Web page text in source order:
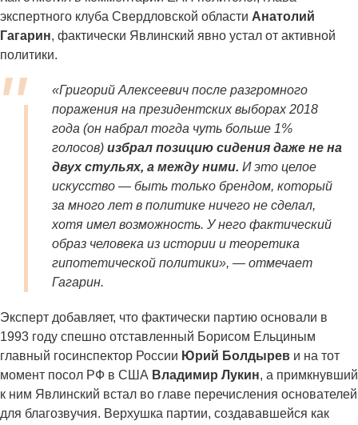
экспертного клуба Свердловской области Анатолий
Гагарин, фактически Явлинский явно устал от активной
политики.
«Григорий Алексеевич после разгромного
поражения на президентских выборах 2018
года (он набрал тогда чуть больше 1%
голосов) избрал позицию сидения даже не на
двух стульях, а между ними. И это целое
искусство — быть только брендом, который
за много лет в политике ничего не сделал,
хотя имел возможность. У него фактический
образ человека из истории и теоретика
гипотетической политики», — отмечает
Гагарин.
Эксперт добавляет, что фактически партию основали в
1993 году спешно отставленный Борисом Ельциным
главный госинспектор России Юрий Болдырев и на тот
момент посол РФ в США Владимир Лукин, а примкнувший
к ним Явлинский встал во главе перечисления основателей
для благозвучия. Верхушка партии, создававшейся как